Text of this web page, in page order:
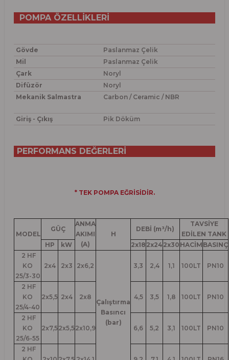
POMPA ÖZELLİKLERİ
Gövde
Paslanmaz Çelik
Mil
Paslanmaz Çelik
Çark
Noryl
Difüzör
Noryl
Mekanik Salmastra
Carbon / Ceramic / NBR
Giriş - Çıkış Pik Döküm
PERFORMANS DEĞERLERİ
* TEK POMPA EĞRİSİDİR.
MODEL
GÜÇ
ANMA
AKIMI
(A)
H
DEBİ (m³/h)
TAVSİYE
EDİLEN TANK
HP
kW 2x18 2x24 2x30 HACİM BASINÇ
2 HF
KO
25/3-30
2x4 2x3 2x6,2
Çalıştırma
Basıncı
(bar)
3,3 2,4 1,1 100LT PN10
2 HF
KO
25/4-40
2x5,5 2x4 2x8 4,5 3,5 1,8 100LT PN10
2 HF
KO
25/6-55
2x7,52x5,52x10,9 6,6 5,2 3,1 100LT PN10
2 HF